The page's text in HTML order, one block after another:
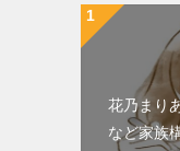
花乃まり
など家族